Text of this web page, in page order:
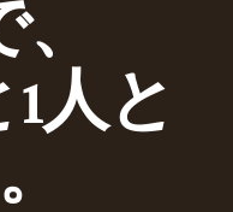
人と